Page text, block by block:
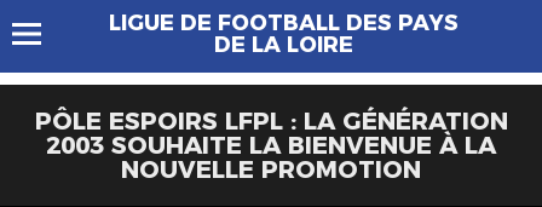
LIGUE DE FOOTBALL DES PAYS
DE LA LOIRE
PÔLE ESPOIRS LFPL : LA GÉNÉRATION
2003 SOUHAITE LA BIENVENUE À LA
NOUVELLE PROMOTION